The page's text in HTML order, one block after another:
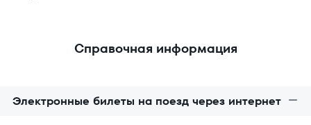
Справочная информация
Электронные билеты на поезд через интернет